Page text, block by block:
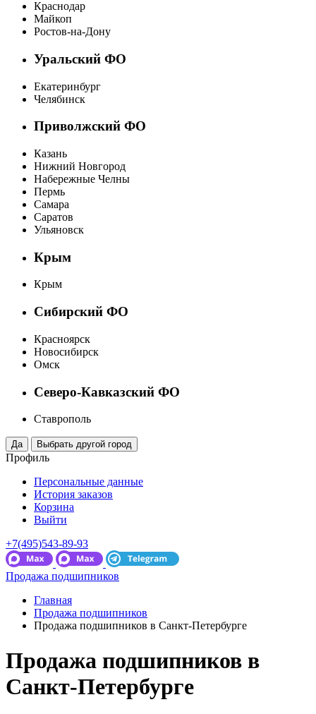
Краснодар
Майкоп
Ростов-на-Дону
Уральский ФО
Екатеринбург
Челябинск
Приволжский ФО
Казань
Нижний Новгород
Набережные Челны
Пермь
Самара
Саратов
Ульяновск
Крым
Крым
Сибирский ФО
Красноярск
Новосибирск
Омск
Северо-Кавказский ФО
Ставрополь
Профиль
Персональные данные
История заказов
Корзина
Выйти
+7(495)543-89-93
Продажа подшипников
Главная
Продажа подшипников
Продажа подшипников в Санкт-Петербурге
Продажа подшипников в
Санкт-Петербурге